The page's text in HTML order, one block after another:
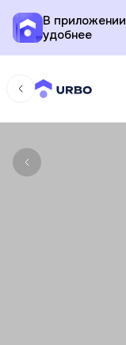
В приложении
удобнее